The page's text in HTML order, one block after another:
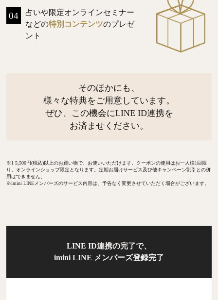
04
占いや限定オンラインセミナー
などの特別コンテンツのプレゼ
ント
そのほかにも、
様々な特典をご用意しています。
ぜひ、この機会にLINE ID連携を
お済ませください。
※1 5,500円(税込)以上のお買い物で、お使いいただけます。クーポンの使用はお一人様1回限
り、オンラインショップ限定となります。定期お届けサービス及び他キャンペーン割引との併
用はできません。
※imini LINEメンバーズのサービス内容は、予告なく変更させていただく場合がございます。
LINE ID連携の完了で、
imini LINE メンバーズ登録完了